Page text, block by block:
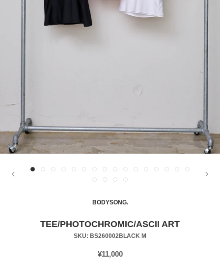
BODYSONG.
TEE/PHOTOCHROMIC/ASCII ART
SKU: BS260002BLACK M
¥11,000